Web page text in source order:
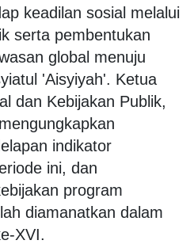
keadilan sosial melalui
serta pembentukan
global menuju
'Aisyiyah'. Ketua
dan Kebijakan Publik,
indikator
ini, dan
program
diamanatkan dalam
XVI.